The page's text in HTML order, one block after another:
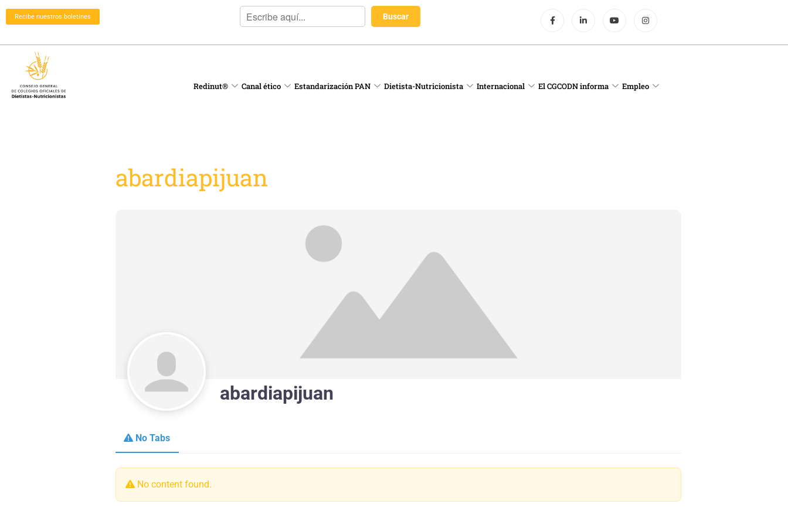
Recibe nuestros boletines
Redinut® Canal ético Estandarización PAN Dietista-Nutricionista Internacional El CGCODN informa Empleo
abardiapijuan
abardiapijuan
No Tabs
No content found.